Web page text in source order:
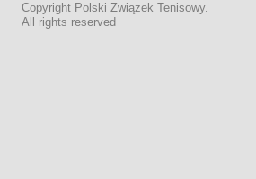
Copyright Polski Związek Tenisowy.
All rights reserved